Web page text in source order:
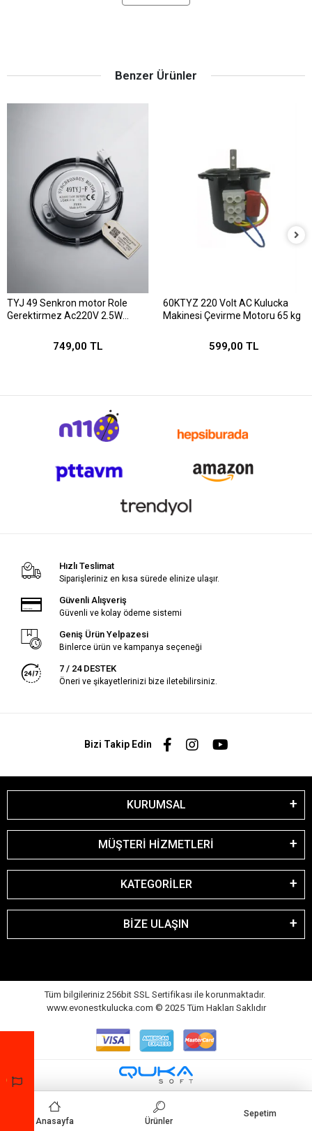
Benzer Ürünler
TYJ 49 Senkron motor Role
Gerektirmez Ac220V 2.5W
749,00 TL
60KTYZ 220 Volt AC Kulucka
Makinesi Çevirme Motoru 65 kg
599,00 TL
Hızlı Teslimat
Siparişleriniz en kısa sürede elinize ulaşır.
Güvenli Alışveriş
Güvenli ve kolay ödeme sistemi
Geniş Ürün Yelpazesi
Binlerce ürün ve kampanya seçeneği
7 / 24 DESTEK
Öneri ve şikayetlerinizi bize iletebilirsiniz.
Bizi Takip Edin
KURUMSAL
MÜŞTERİ HİZMETLERİ
KATEGORİLER
BİZE ULAŞIN
Tüm bilgileriniz 256bit SSL Sertifikası ile korunmaktadır.
www.evonestkulucka.com © 2025 Tüm Hakları Saklıdır
Anasayfa Ürünler
Sepetim